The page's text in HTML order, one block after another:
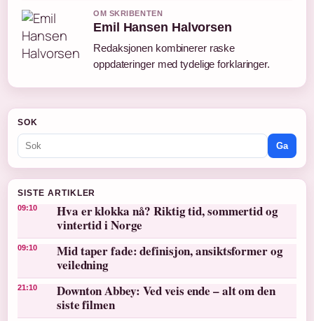
OM SKRIBENTEN
Emil Hansen Halvorsen
Redaksjonen kombinerer raske
oppdateringer med tydelige forklaringer.
SOK
Ga
SISTE ARTIKLER
09:10
Hva er klokka nå? Riktig tid, sommertid og
vintertid i Norge
09:10
Mid taper fade: definisjon, ansiktsformer og
veiledning
21:10
Downton Abbey: Ved veis ende – alt om den
siste filmen